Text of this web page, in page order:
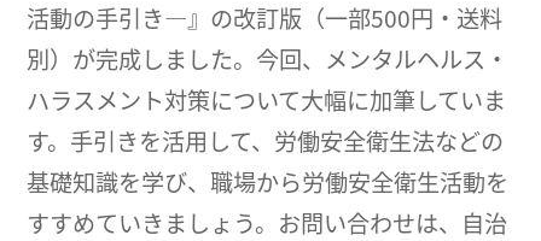
活動の手引き―』の改訂版（一部500円・送料
別）が完成しました。今回、メンタルヘルス・
ハラスメント対策について大幅に加筆していま
す。手引きを活用して、労働安全衛生法などの
基礎知識を学び、職場から労働安全衛生活動を
すすめていきましょう。お問い合わせは、自治